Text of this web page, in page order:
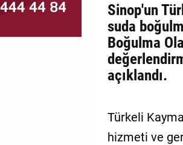
Künye
İletişim
Sinop'un
suda
Boğulma
açıklandı.
Türkeli
hizmeti ve